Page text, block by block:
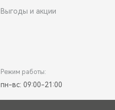
Выгоды и акции
Режим работы:
пн-вс: 09:00-21:00